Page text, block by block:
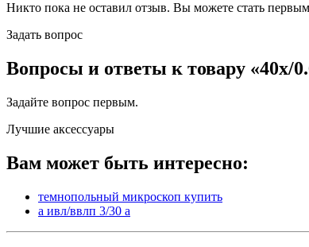
Никто пока не оставил отзыв. Вы можете стать первым
Задать вопрос
Вопросы и ответы к товару «40х/
Задайте вопрос первым.
Лучшие аксессуары
Вам может быть интересно:
темнопольный микроскоп купить
а ивл/ввлп 3/30 а